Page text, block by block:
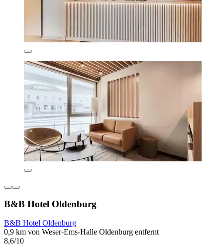
B&B Hotel Oldenburg
B&B Hotel Oldenburg
0,9 km von Weser-Ems-Halle Oldenburg entfernt
8,6/10